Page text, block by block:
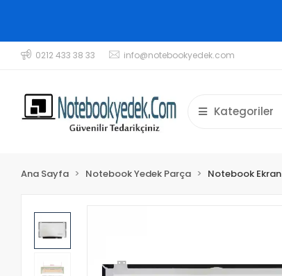
0212 433 38 33 info@notebookyedek.com
Kategoriler
Ana Sayfa Notebook Yedek Parça Notebook Ekran